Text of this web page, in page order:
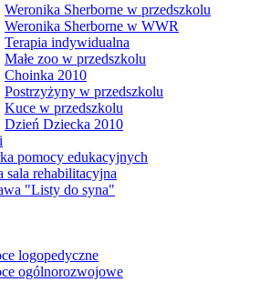
Weronika Sherborne w przedszkolu
Weronika Sherborne w WWR
Terapia indywidualna
Małe zoo w przedszkolu
Choinka 2010
Postrzyżyny w przedszkolu
Kuce w przedszkolu
Dzień Dziecka 2010
pomocy edukacyjnych
sala rehabilitacyjna
"Listy do syna"
logopedyczne
ogólnorozwojowe